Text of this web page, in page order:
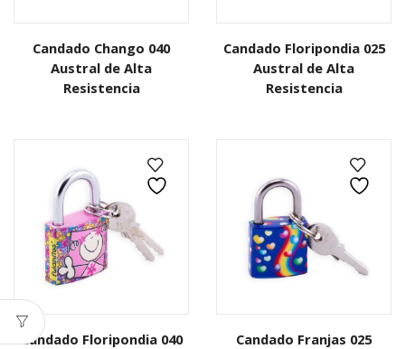
Candado Chango 040
Austral de Alta
Resistencia
Candado Floripondia 025
Austral de Alta
Resistencia
Candado Floripondia 040
Candado Franjas 025